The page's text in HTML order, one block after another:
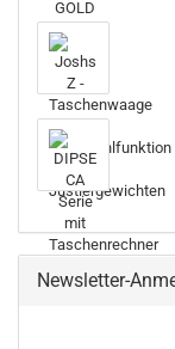
Newsletter-